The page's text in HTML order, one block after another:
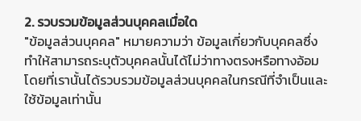
2. รวบรวมข้อมูลส่วนบุคคลเมื่อใด
"ข้อมูลส่วนบุคคล" หมายความว่า ข้อมูลเกี่ยวกับบุคคลซึ่ง
ทำให้สามารถระบุตัวบุคคลนั้นได้ไม่ว่าทางตรงหรือทางอ้อม
โดยที่เรานั้นได้รวบรวมข้อมูลส่วนบุคคลในกรณีที่จำเป็นและ
ใช้ข้อมูลเท่านั้น